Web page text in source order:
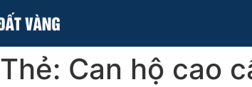
Thẻ: Can hộ cao